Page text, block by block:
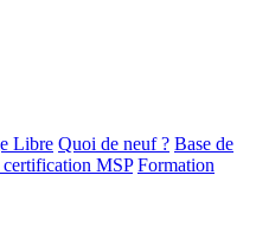
Libre Quoi de neuf ? Base de
certification MSP Formation